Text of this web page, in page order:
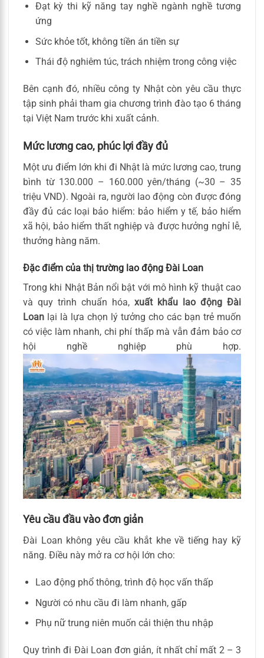
Đạt kỳ thi kỹ năng tay nghề ngành nghề tương
ứng
Sức khỏe tốt, không tiền án tiền sự
Thái độ nghiêm túc, trách nhiệm trong công việc
Bên cạnh đó, nhiều công ty Nhật còn yêu cầu thực
tập sinh phải tham gia chương trình đào tạo 6 tháng
tại Việt Nam trước khi xuất cảnh.
Mức lương cao, phúc lợi đầy đủ
Một ưu điểm lớn khi đi Nhật là mức lương cao, trung
bình từ 130.000 – 160.000 yên/tháng (~30 – 35
triệu VND). Ngoài ra, người lao động còn được đóng
đầy đủ các loại bảo hiểm: bảo hiểm y tế, bảo hiểm
xã hội, bảo hiểm thất nghiệp và được hưởng nghỉ lễ,
thưởng hàng năm.
Đặc điểm của thị trường lao động Đài Loan
Trong khi Nhật Bản nổi bật với mô hình kỹ thuật cao
và quy trình chuẩn hóa, xuất khẩu lao động Đài
Loan lại là lựa chọn lý tưởng cho các bạn trẻ muốn
có việc làm nhanh, chi phí thấp mà vẫn đảm bảo cơ
hội nghề nghiệp phù hợp.
Yêu cầu đầu vào đơn giản
Đài Loan không yêu cầu khắt khe về tiếng hay kỹ
năng. Điều này mở ra cơ hội lớn cho:
Lao động phổ thông, trình độ học vấn thấp
Người có nhu cầu đi làm nhanh, gấp
Phụ nữ trung niên muốn cải thiện thu nhập
Quy trình đi Đài Loan đơn giản, ít nhất chỉ mất 2 – 3